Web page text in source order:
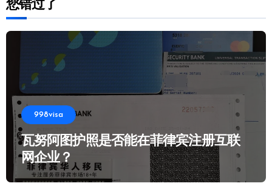
您错过了
998visa
瓦努阿图护照是否能在菲律宾注册互联
网企业？